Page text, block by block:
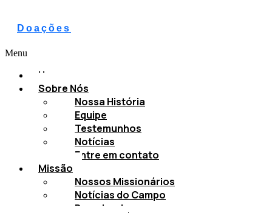
Doações
Menu
Home
Sobre Nós
Nossa História
Equipe
Testemunhos
Notícias
Entre em contato
Missão
Nossos Missionários
Notícias do Campo
Downloads